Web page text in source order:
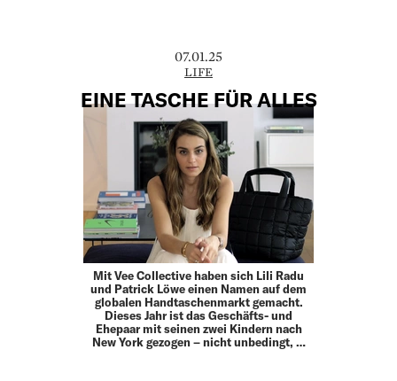
07.01.25
LIFE
EINE TASCHE FÜR ALLES
Mit Vee Collective haben sich Lili Radu
und Patrick Löwe einen Namen auf dem
globalen Handtaschenmarkt gemacht.
Dieses Jahr ist das Geschäfts- und
Ehepaar mit seinen zwei Kindern nach
New York gezogen – nicht unbedingt, …